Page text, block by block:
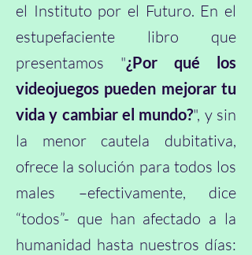
el Instituto por el Futuro. En el
estupefaciente libro que
presentamos "¿Por qué los
videojuegos pueden mejorar tu
vida y cambiar el mundo?", y sin
la menor cautela dubitativa,
ofrece la solución para todos los
males –efectivamente, dice
“todos”- que han afectado a la
humanidad hasta nuestros días: